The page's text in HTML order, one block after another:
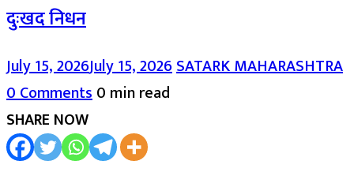
दुःखद निधन
July 15, 2026July 15, 2026SATARK MAHARASHTRA
0 Comments0 min read
SHARE NOW